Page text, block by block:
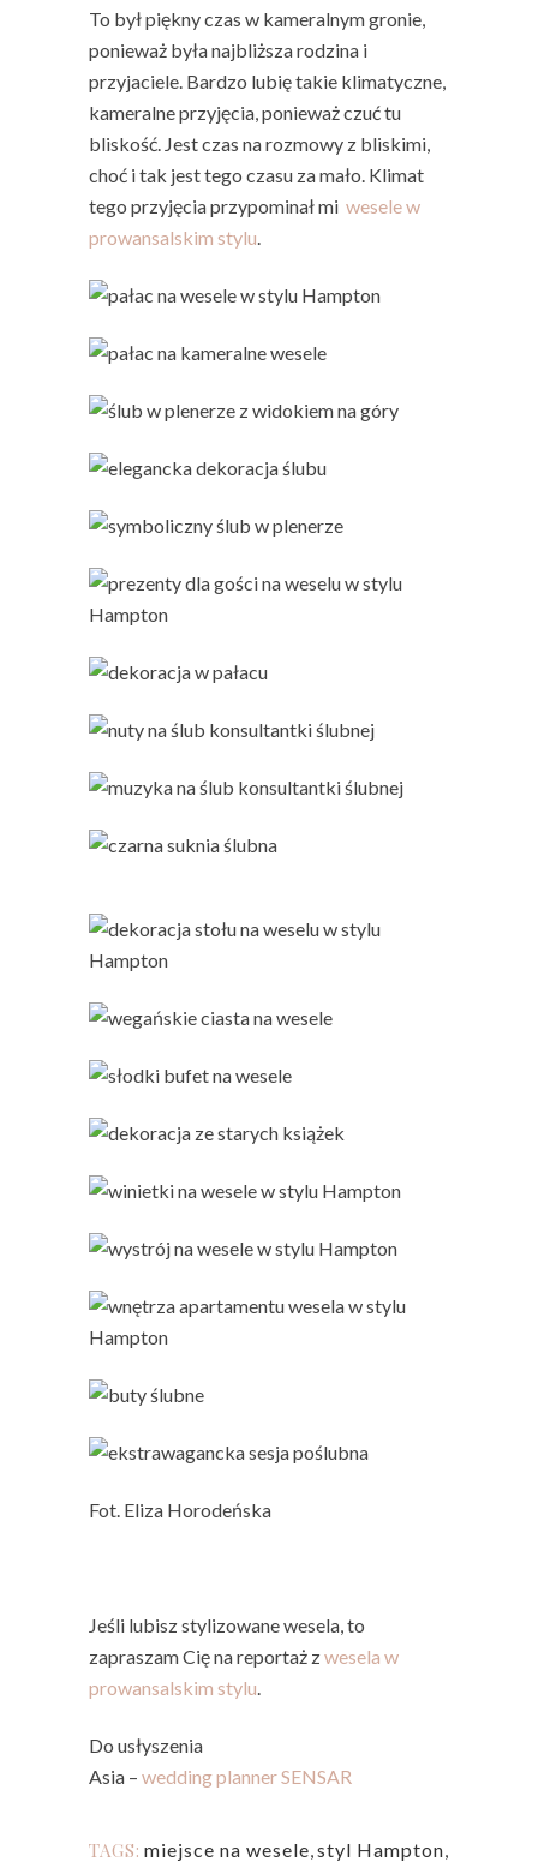
To był piękny czas w kameralnym gronie,
ponieważ była najbliższa rodzina i
przyjaciele. Bardzo lubię takie klimatyczne,
kameralne przyjęcia, ponieważ czuć tu
bliskość. Jest czas na rozmowy z bliskimi,
choć i tak jest tego czasu za mało. Klimat
tego przyjęcia przypominał mi wesele w
prowansalskim stylu.
Fot. Eliza Horodeńska
Jeśli lubisz stylizowane wesela, to
zapraszam Cię na reportaż zwesela w
prowansalskim stylu.
Do usłyszenia
Asia – wedding planner SENSAR
TAGS: miejsce na wesele,styl Hampton,